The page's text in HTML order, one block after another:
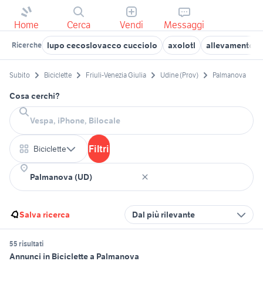
Home Cerca Vendi Messaggi
Ricerche lupo cecoslovacco cucciolo axolotl allevamento
Subito Biciclette Friuli-Venezia Giulia Udine (Prov) Palmanova
Cosa cerchi?
Biciclette Filtri
Salva ricerca Dal più rilevante
55 risultati
Annunci in Biciclette a Palmanova